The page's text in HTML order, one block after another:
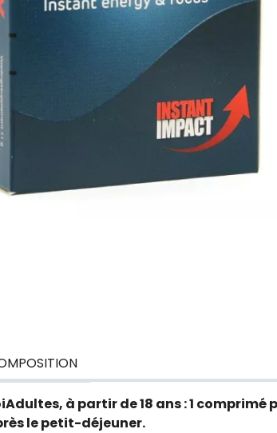
Adultes, à partir de 18 ans : 1 comprimé
le petit-déjeuner.